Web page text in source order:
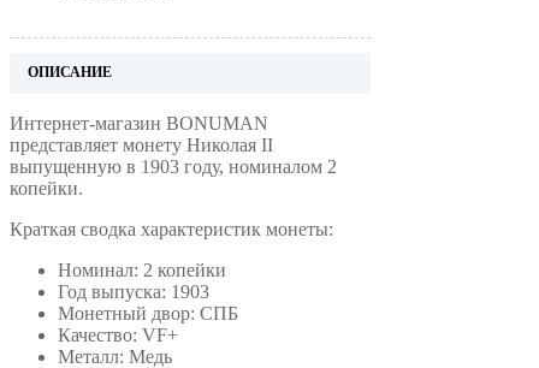
ОПИСАНИЕ
Интернет-магазин BONUMAN
представляет монету Николая II
выпущенную в 1903 году, номиналом 2
копейки.
Краткая сводка характеристик монеты:
Номинал: 2 копейки
Год выпуска: 1903
Монетный двор: СПБ
Качество: VF+
Металл: Медь